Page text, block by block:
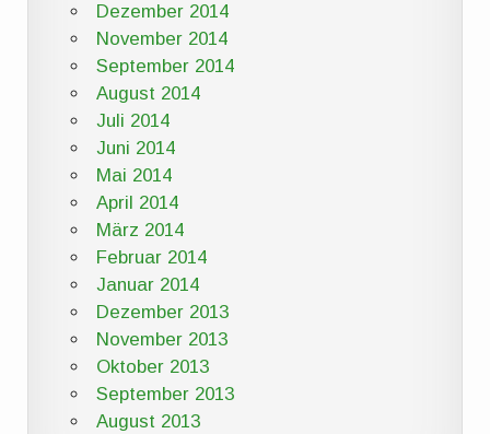
Dezember 2014
November 2014
September 2014
August 2014
Juli 2014
Juni 2014
Mai 2014
April 2014
März 2014
Februar 2014
Januar 2014
Dezember 2013
November 2013
Oktober 2013
September 2013
August 2013